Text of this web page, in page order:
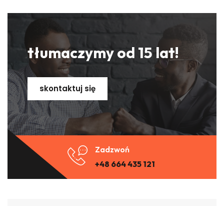
tłumaczymy od 15 lat!
skontaktuj się
Zadzwoń
+48 664 435 121